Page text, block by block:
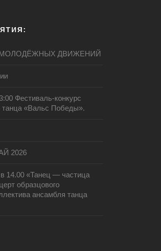
МОЛОДЁЖНЫХ ДВИЖЕНИЙ
Фестиваль-конкурс
танца «Вальс Победы».
2026
14.00 «Танец — частица
образцового
ансамбля танца